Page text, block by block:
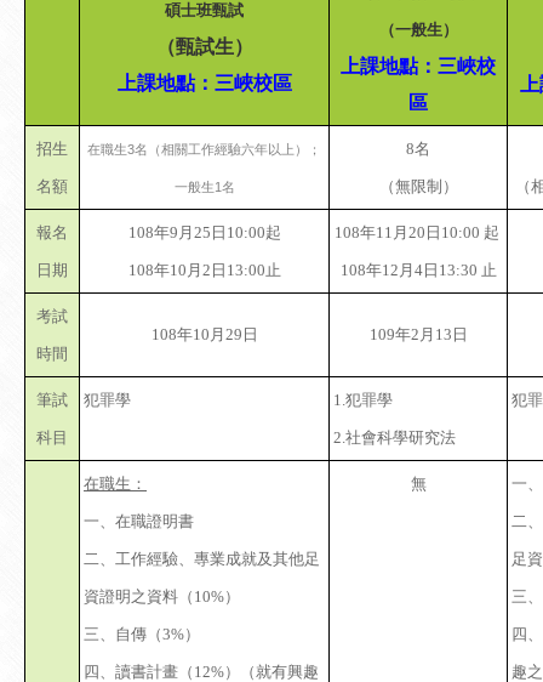
碩士班甄試
（甄試生）
上課地點：三峽校區
（一般生）
上課地點：三峽校
區
招生
名額
在職生3名（相關工作經驗六年以上）；
一般生1名
8名
（無限制） （
報名
日期
108年9月25日10:00起
108年10月2日13:00止
108年11月20日10:00 起
108年12月4日13:30 止
考試
時間
108年10月29日 109年2月13日
筆試
科目
犯罪學 1.犯罪學
2.社會科學研究法
犯
在職生：
一、在職證明書
二、工作經驗、專業成就及其他足
資證明之資料（10%）
三、自傳（3%）
四、讀書計畫（12%）（就有興趣
無 一
二
足
三
四
趣